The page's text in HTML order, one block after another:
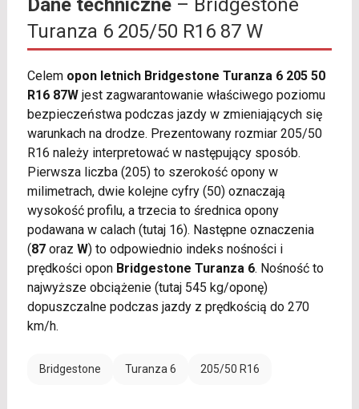
Dane techniczne– Bridgestone
Turanza 6 205/50 R16 87 W
Celem opon letnich Bridgestone Turanza 6 205 50
R16 87Wjest zagwarantowanie właściwego poziomu
bezpieczeństwa podczas jazdy w zmieniających się
warunkach na drodze. Prezentowany rozmiar 205/50
R16 należy interpretować w następujący sposób.
Pierwsza liczba (205) to szerokość opony w
milimetrach, dwie kolejne cyfry (50) oznaczają
wysokość profilu, a trzecia to średnica opony
podawana w calach (tutaj 16). Następne oznaczenia
(87oraz W) to odpowiednio indeks nośności i
prędkości opon Bridgestone Turanza 6. Nośność to
najwyższe obciążenie (tutaj 545 kg/oponę)
dopuszczalne podczas jazdy z prędkością do 270
km/h.
Bridgestone Turanza 6 205/50 R16